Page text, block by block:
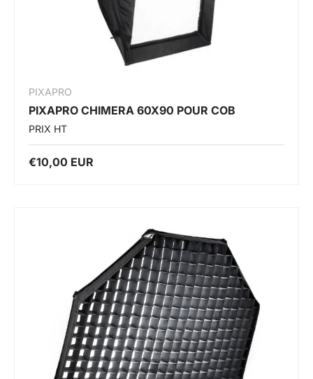
PIXAPRO
PIXAPRO CHIMERA 60X90 POUR COB
PRIX HT
€10,00 EUR